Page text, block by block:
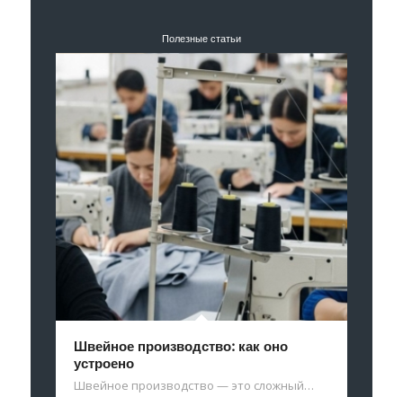
Полезные статьи
Швейное производство: как оно
устроено
Швейное производство — это сложный…